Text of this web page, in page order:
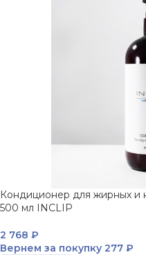
Кондиционер для жирных и
500 мл INCLIP
2 768 ₽
Вернем за покупку 277 ₽